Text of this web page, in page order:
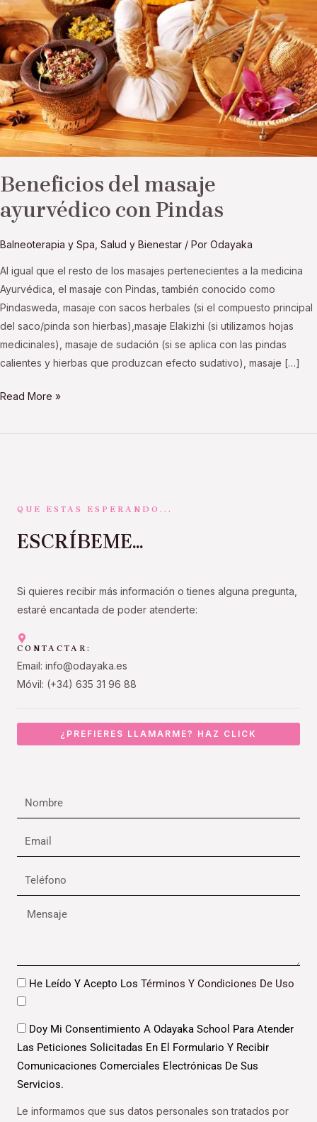
Beneficios del masaje
ayurvédico con Pindas
Balneoterapia y Spa Salud y Bienestar / Por Odayaka
Al igual que el resto de los masajes pertenecientes a la medicina
Ayurvédica, el masaje con Pindas, también conocido como
Pindasweda, masaje con sacos herbales (si el compuesto principal
del saco/pinda son hierbas),masaje Elakizhi (si utilizamos hojas
medicinales), masaje de sudación (si se aplica con las pindas
calientes y hierbas que produzcan efecto sudativo), masaje […]
Pindas
Read More »
QUE ESTAS ESPERANDO...
ESCRÍBEME...
Si quieres recibir más información o tienes alguna pregunta,
estaré encantada de poder atenderte:
CONTACTAR:
Email: info@odayaka.es
Móvil: (+34) 635 31 96 88
¿PREFIERES LLAMARME? HAZ CLICK
Nombre
Email
Teléfono
Mensaje
DatosHe Leído Y Acepto Los Términos Y Condiciones De Uso
DatosDoy Mi Consentimiento A Odayaka School Para Atender
Las Peticiones Solicitadas En El Formulario Y Recibir
Comunicaciones Comerciales Electrónicas De Sus
Servicios.
Le informamos que sus datos personales son tratados por